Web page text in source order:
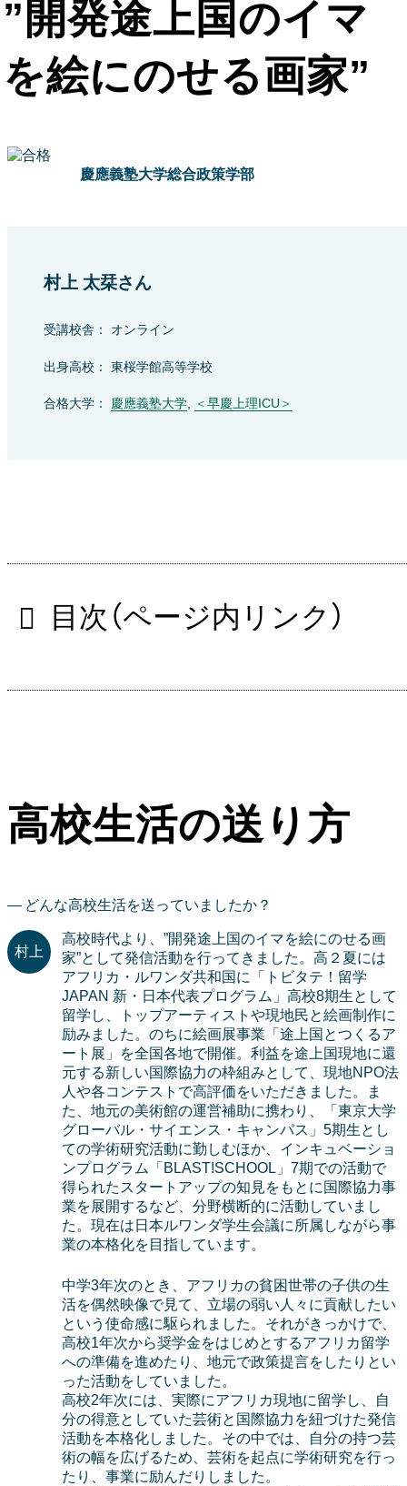
”開発途上国のイマ
を絵にのせる画家”
慶應義塾大学総合政策学部
村上 太栞さん
受講校舎： オンライン
出身高校： 東桜学館高等学校
合格大学： 慶應義塾大学 ＜早慶上理ICU＞
目次（ページ内リンク）
高校生活の送り方
どんな高校生活を送っていましたか？
高校時代より、”開発途上国のイマを絵にのせる画
家”として発信活動を行ってきました。高２夏には
アフリカ・ルワンダ共和国に「トビタテ！留学
JAPAN 新・日本代表プログラム」高校8期生として
留学し、トップアーティストや現地民と絵画制作に
励みました。のちに絵画展事業「途上国とつくるア
ート展」を全国各地で開催。利益を途上国現地に還
元する新しい国際協力の枠組みとして、現地NPO法
人や各コンテストで高評価をいただきました。ま
た、地元の美術館の運営補助に携わり、「東京大学
グローバル・サイエンス・キャンパス」5期生とし
ての学術研究活動に勤しむほか、インキュベーショ
ンプログラム「BLAST!SCHOOL」7期での活動で
得られたスタートアップの知見をもとに国際協力事
業を展開するなど、分野横断的に活動していまし
た。現在は日本ルワンダ学生会議に所属しながら事
業の本格化を目指しています。
中学3年次のとき、アフリカの貧困世帯の子供の生
活を偶然映像で見て、立場の弱い人々に貢献したい
という使命感に駆られました。それがきっかけで、
高校1年次から奨学金をはじめとするアフリカ留学
への準備を進めたり、地元で政策提言をしたりとい
った活動をしていました。
高校2年次には、実際にアフリカ現地に留学し、自
分の得意としていた芸術と国際協力を紐づけた発信
活動を本格化しました。その中では、自分の持つ芸
術の幅を広げるため、芸術を起点に学術研究を行っ
たり、事業に励んだりしました。